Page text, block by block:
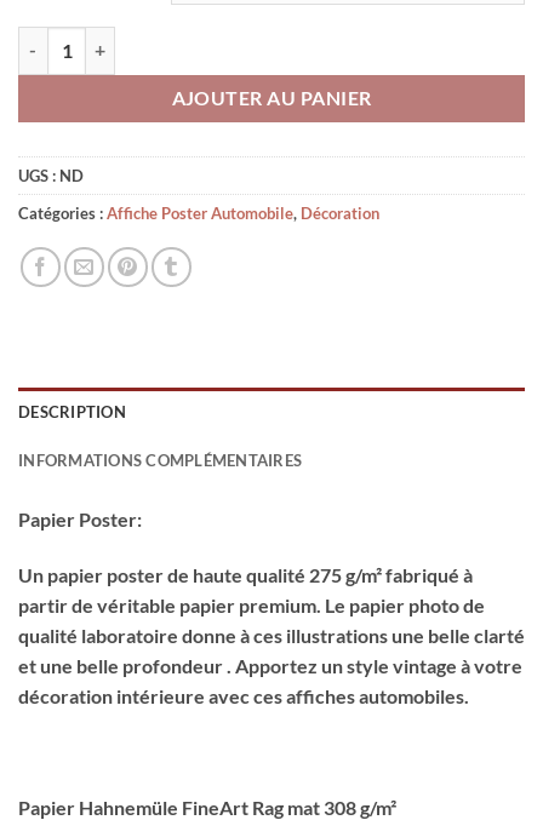
AJOUTER AU PANIER
UGS : ND
Catégories :Affiche Poster Automobile, Décoration
DESCRIPTION
INFORMATIONS COMPLÉMENTAIRES
Papier Poster:
Un papier poster de haute qualité 275 g/m² fabriqué à
partir de véritable papier premium. Le papier photo de
qualité laboratoire donne à ces illustrations une belle clarté
et une belle profondeur . Apportez un style vintage à votre
décoration intérieure avec ces affiches automobiles.
Papier Hahnemüle FineArt Rag mat 308 g/m²